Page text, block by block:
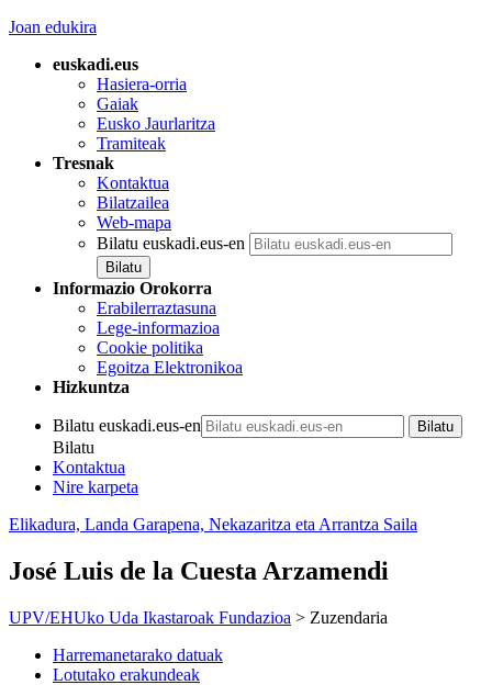
Joan edukira
euskadi.eus
Hasiera-orria
Gaiak
Eusko Jaurlaritza
Tramiteak
Tresnak
Kontaktua
Bilatzailea
Web-mapa
Bilatu euskadi.eus-en
Informazio Orokorra
Erabilerraztasuna
Lege-informazioa
Cookie politika
Egoitza Elektronikoa
Hizkuntza
Bilatu euskadi.eus-en
Bilatu
Kontaktua
Nire karpeta
Elikadura, Landa Garapena, Nekazaritza eta Arrantza Saila
José Luis de la Cuesta Arzamendi
UPV/EHUko Uda Ikastaroak Fundazioa > Zuzendaria
Harremanetarako datuak
Lotutako erakundeak